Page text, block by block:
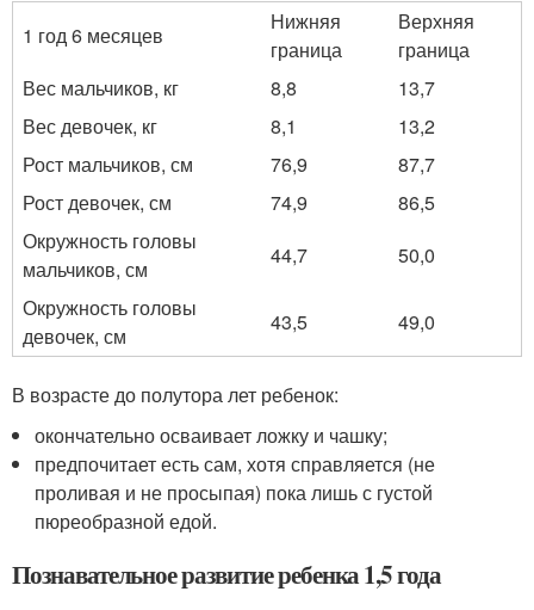
1 год 6 месяцев
Нижняя
граница
Верхняя
граница
Вес мальчиков, кг
8,8
13,7
Вес девочек, кг
8,1
13,2
Рост мальчиков, см
76,9
87,7
Рост девочек, см
74,9
86,5
Окружность головы
мальчиков, см
44,7
50,0
Окружность головы
девочек, см
43,5 49,0
В возрасте до полутора лет ребенок:
окончательно осваивает ложку и чашку;
предпочитает есть сам, хотя справляется (не
проливая и не просыпая) пока лишь с густой
пюреобразной едой.
Познавательное развитие ребенка 1,5 года